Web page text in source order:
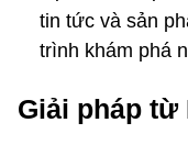
tin tức và sản
trình khám phá
Giải pháp từ